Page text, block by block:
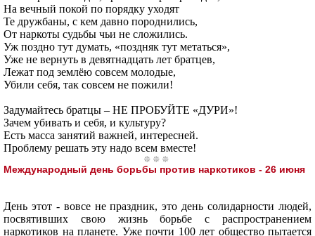
На вечный покой по порядку уходят
Те дружбаны, с кем давно породнились,
От наркоты судьбы чьи не сложились.
Уж поздно тут думать, «поздняк тут метаться»,
Уже не вернуть в девятнадцать лет братцев,
Лежат под землёю совсем молодые,
Убили себя, так совсем не пожили!
Задумайтесь братцы – НЕ ПРОБУЙТЕ «ДУРИ»!
Зачем убивать и себя, и культуру?
Есть масса занятий важней, интересней.
Проблему решать эту надо всем вместе!
Международный день борьбы против наркотиков - 26 июня
День этот - вовсе не праздник, это день солидарности людей,
посвятивших свою жизнь борьбе с распространением
наркотиков на планете. Уже почти 100 лет общество пытается